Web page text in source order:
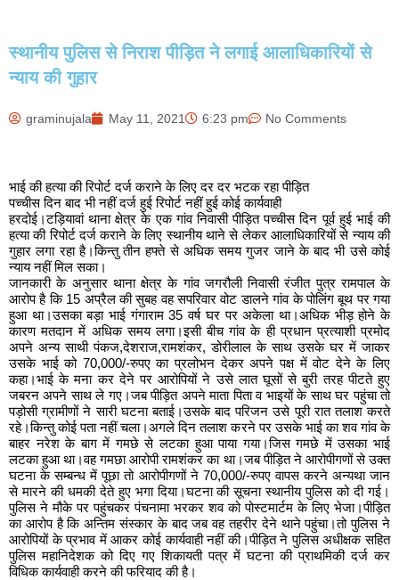
स्थानीय पुलिस से निराश पीड़ित ने लगाई आलाधिकारियों से
न्याय की गुहार
graminujala May 11, 2021 6:23 pm No Comments
भाई की हत्या की रिपोर्ट दर्ज कराने के लिए दर दर भटक रहा पीड़ित
पच्चीस दिन बाद भी नहीं दर्ज हुई रिपोर्ट नहीं हुई कोई कार्यवाही
हरदोई।टड़ियावां थाना क्षेत्र के एक गांव निवासी पीड़ित पच्चीस दिन पूर्व हुई भाई की
हत्या की रिपोर्ट दर्ज कराने के लिए स्थानीय थाने से लेकर आलाधिकारियों से न्याय की
गुहार लगा रहा है।किन्तु तीन हफ्ते से अधिक समय गुजर जाने के बाद भी उसे कोई
न्याय नहीं मिल सका।
जानकारी के अनुसार थाना क्षेत्र के गांव जगरौली निवासी रंजीत पुत्र रामपाल के
आरोप है कि 15 अप्रैल की सुबह वह सपरिवार वोट डालने गांव के पोलिंग बूथ पर गया
हुआ था।उसका बड़ा भाई गंगाराम 35 वर्ष घर पर अकेला था।अधिक भीड़ होने के
कारण मतदान में अधिक समय लगा।इसी बीच गांव के ही प्रधान प्रत्याशी प्रमोद
अपने अन्य साथी पंकज,देशराज,रामशंकर, डोरीलाल के साथ उसके घर में जाकर
उसके भाई को 70,000/-रुपए का प्रलोभन देकर अपने पक्ष में वोट देने के लिए
कहा।भाई के मना कर देने पर आरोपियों ने उसे लात घूसों से बुरी तरह पीटते हुए
जबरन अपने साथ ले गए।जब पीड़ित अपने माता पिता व भाइयों के साथ घर पहुंचा तो
पड़ोसी ग्रामीणों ने सारी घटना बताई।उसके बाद परिजन उसे पूरी रात तलाश करते
रहे।किन्तु कोई पता नहीं चला।अगले दिन तलाश करने पर उसके भाई का शव गांव के
बाहर नरेश के बाग में गमछे से लटका हुआ पाया गया।जिस गमछे में उसका भाई
लटका हुआ था।वह गमछा आरोपी रामशंकर का था।जब पीड़ित ने आरोपीगणों से उक्त
घटना के सम्बन्ध में पूछा तो आरोपीगणों ने 70,000/-रुपए वापस करने अन्यथा जान
से मारने की धमकी देते हुए भगा दिया।घटना की सूचना स्थानीय पुलिस को दी गई।
पुलिस ने मौके पर पहुंचकर पंचनामा भरकर शव को पोस्टमार्टम के लिए भेजा।पीड़ित
का आरोप है कि अन्तिम संस्कार के बाद जब वह तहरीर देने थाने पहुंचा।तो पुलिस ने
आरोपियों के प्रभाव में आकर कोई कार्यवाही नहीं की।पीड़ित ने पुलिस अधीक्षक सहित
पुलिस महानिदेशक को दिए गए शिकायती पत्र में घटना की प्राथमिकी दर्ज कर
विधिक कार्यवाही करने की फरियाद की है।